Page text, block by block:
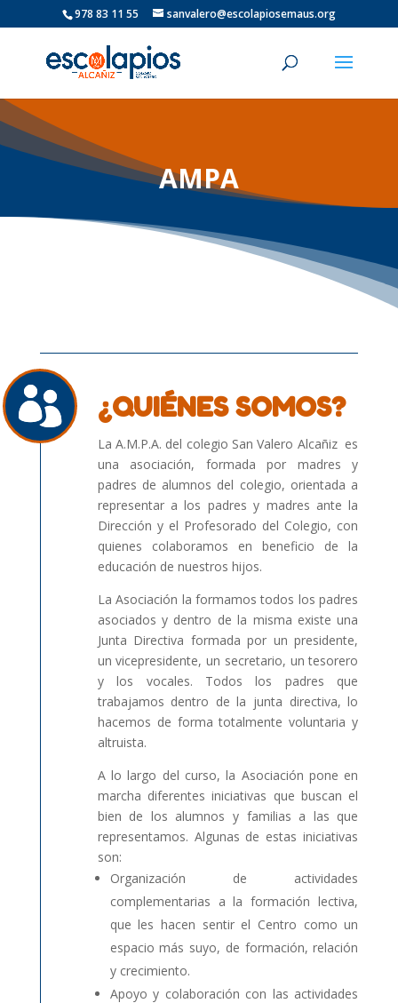
978 83 11 55 sanvalero@escolapiosemaus.org
AMPA
¿QUIÉNES SOMOS?
La A.M.P.A. del colegio San Valero Alcañiz es
una asociación, formada por madres y
padres de alumnos del colegio, orientada a
representar a los padres y madres ante la
Dirección y el Profesorado del Colegio, con
quienes colaboramos en beneficio de la
educación de nuestros hijos.
La Asociación la formamos todos los padres
asociados y dentro de la misma existe una
Junta Directiva formada por un presidente,
un vicepresidente, un secretario, un tesorero
y los vocales. Todos los padres que
trabajamos dentro de la junta directiva, lo
hacemos de forma totalmente voluntaria y
altruista.
A lo largo del curso, la Asociación pone en
marcha diferentes iniciativas que buscan el
bien de los alumnos y familias a las que
representamos. Algunas de estas iniciativas
son:
Organización de actividades
complementarias a la formación lectiva,
que les hacen sentir el Centro como un
espacio más suyo, de formación, relación
y crecimiento.
Apoyo y colaboración con las actividades